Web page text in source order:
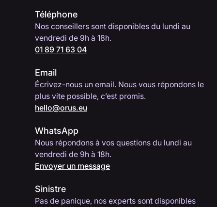
Téléphone
Nos conseillers sont disponibles du lundi au
vendredi de 9h à 18h.
01 89 71 63 04
Email
Écrivez-nous un email. Nous vous répondons le
plus vite possible, c’est promis.
hello@orus.eu
WhatsApp
Nous répondons à vos questions du lundi au
vendredi de 9h à 18h.
Envoyer un message
Sinistre
Pas de panique, nos experts sont disponibles